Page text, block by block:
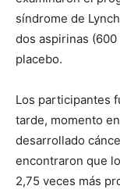
síndrome de
dos aspirinas
placebo.
Los participantes
tarde, momento
desarrollado
encontraron que
2,75 veces más